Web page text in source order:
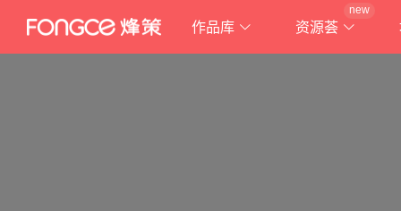
作品库 资源荟
new